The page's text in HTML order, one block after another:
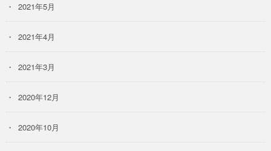
2021年5月
2021年4月
2021年3月
2020年12月
2020年10月